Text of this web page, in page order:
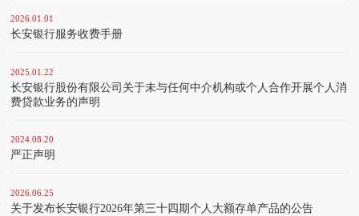
2026.01.01
长安银行服务收费手册
2025.01.22
长安银行股份有限公司关于未与任何中介机构或个人合作开展个人消
费贷款业务的声明
2024.08.20
严正声明
2026.06.25
关于发布长安银行2026年第三十四期个人大额存单产品的公告